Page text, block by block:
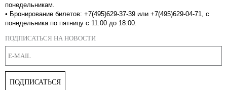
понедельникам.
• Бронирование билетов: +7(495)629-37-39 или +7(495)629-04-71, с
понедельника по пятницу с 11:00 до 18:00.
ПОДПИСАТЬСЯ НА НОВОСТИ
ПОДПИСАТЬСЯ